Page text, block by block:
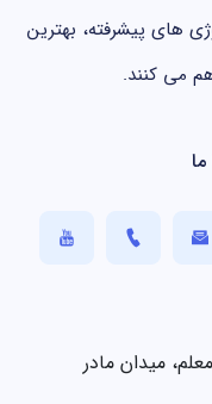
های پیشرفته، بهترین
می کنند.
میدان مادر